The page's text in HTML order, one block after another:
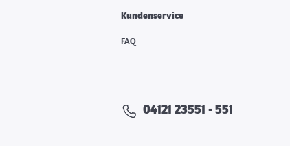
Kundenservice
FAQ
04121 23551 - 551